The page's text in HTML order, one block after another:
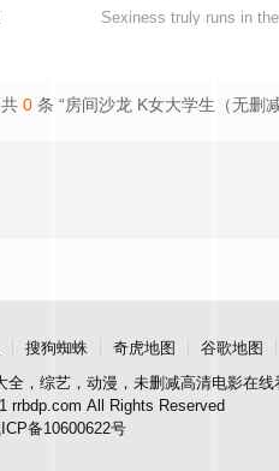
Sexiness truly runs in
共 0 条 “房间沙龙 K女大学生（无删
搜狗蜘蛛 奇虎地图 谷歌地图
全，综艺，动漫，未删减高清电影在线
rrbdp.com All Rights Reserved
备10600622号